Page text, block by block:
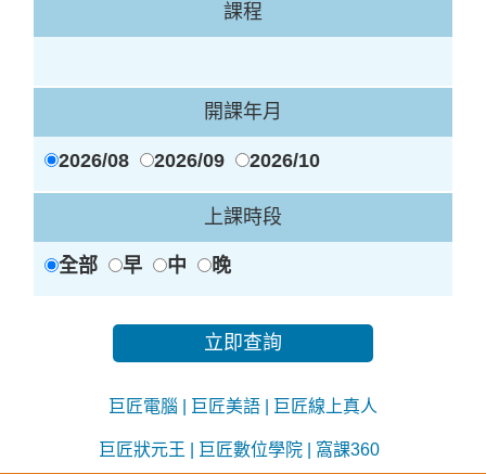
課程
開課年月
2026/08 2026/09 2026/10
上課時段
全部 早 中 晚
立即查詢
巨匠電腦 巨匠美語 巨匠線上真人
巨匠狀元王 巨匠數位學院 窩課360